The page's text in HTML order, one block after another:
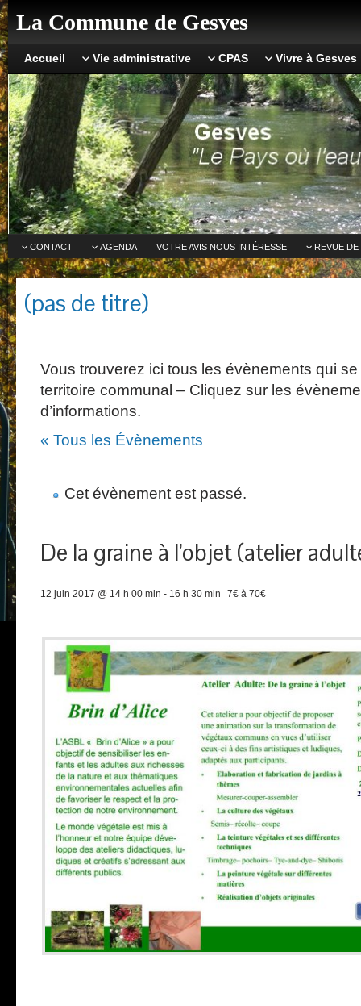
La Commune de Gesves
Accueil Vie administrative CPAS Vivre à Gesves
CONTACT AGENDA VOTRE AVIS NOUS INTÉRESSE REVUE DE
(pas de titre)
Vous trouverez ici tous les évènements qui
territoire communal – Cliquez sur les
d’informations.
« Tous les Évènements
Cet évènement est passé.
De la graine à l’objet (atelier
12 juin 2017 @ 14 h 00 min - 16 h 30 min 7€ à 70€